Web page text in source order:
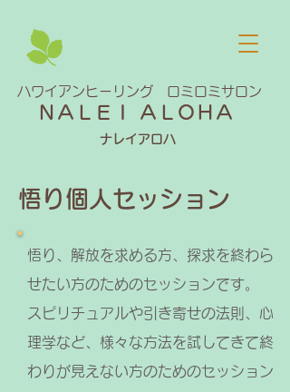
ＮＡＬＥＩ ＡＬＯＨＡ
ナレイアロハ
​ハワイアンヒーリング ロミロミサロン
​悟り個人セッション
悟り、解放を求める方、探求を終わら
せたい方のためのセッションです。
スピリチュアルや引き寄せの法則、心
理学など、様々な方法を試してきて終
わりが見えない方のためのセッション